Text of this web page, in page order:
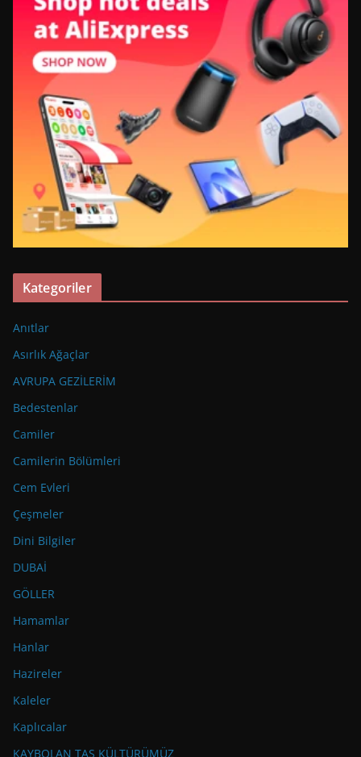
Kategoriler
Anıtlar
Asırlık Ağaçlar
AVRUPA GEZİLERİM
Bedestenlar
Camiler
Camilerin Bölümleri
Cem Evleri
Çeşmeler
Dini Bilgiler
DUBAİ
GÖLLER
Hamamlar
Hanlar
Hazireler
Kaleler
Kaplıcalar
KAYBOLAN TAŞ KÜLTÜRÜMÜZ